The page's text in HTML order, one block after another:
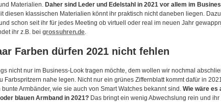
Materialien. Daher sind Leder und Edelstahl in 2021 vor allem im
diesen klassischen Materialien könnt ihr praktisch nicht daneben liegen.
schon seit ihr für jedes Meeting ob virtuell oder real im neuen Jahr
ihr z.B. bei grossuhren.de
Farben dürfen 2021 nicht fehlen
nicht nur im Business-Look tragen möchte, dem wollen wir nochmal
Farbspritzern nahe legen. Nicht nur ein grünes Ziffernblatt kommt dafür in
Armbänder, wie sie auch von Smart Watches bekannt sind. Wie wäre es
blauen Armband in 2021? Das bringt ein wenig Abwechslung rein und ihr